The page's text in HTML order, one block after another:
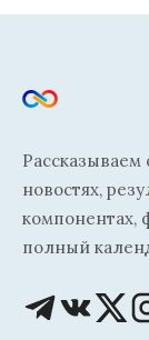
новостях,
компонентах,
полный